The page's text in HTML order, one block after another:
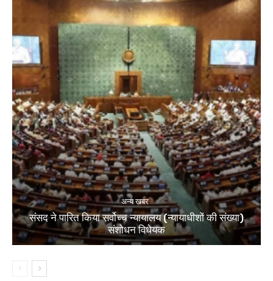
अन्य खबर
संसद ने पारित किया सर्वोच्च न्यायालय (न्यायाधीशों की संख्या)
संशोधन विधेयक